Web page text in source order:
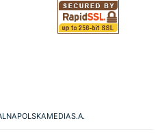
POLSKA MEDIA S.A.